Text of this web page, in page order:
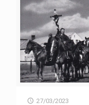
27/03/2023